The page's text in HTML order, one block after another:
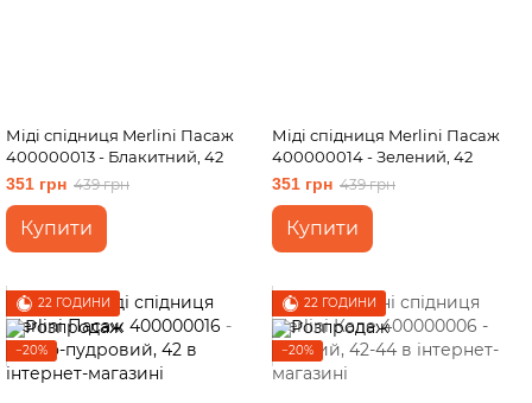
Міді спідниця Merlini Пасаж
400000013 - Блакитний, 42
351 грн 439 грн
Купити
Міді спідниця Merlini Пасаж
400000014 - Зелений, 42
351 грн 439 грн
Купити
22 ГОДИНИ
−20%
22 ГОДИНИ
−20%